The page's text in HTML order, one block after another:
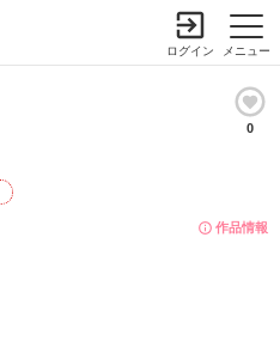
メニュー
ログイン
0
作品情報